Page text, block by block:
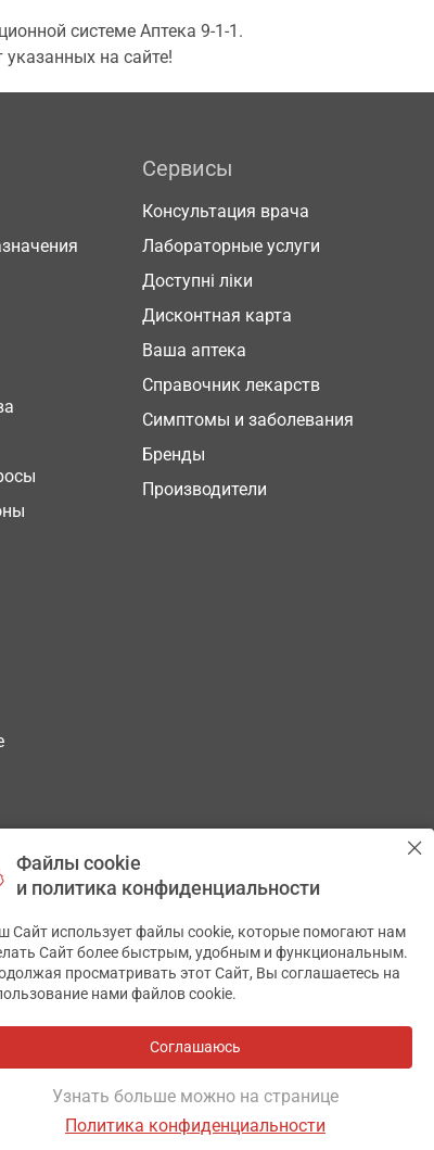
системе Аптека 9-1-1.
на сайте!
Сервисы
Консультация врача
Лабораторные услуги
Доступні ліки
Дисконтная карта
Ваша аптека
Справочник лекарств
Симптомы и заболевания
Бренды
Производители
ЗДОРОВЬЯ
Файлы cookie
и политика конфиденциальности
Сайт использует файлы cookie, которые помогают нам
Сайт более быстрым, удобным и функциональным.
просматривать этот Сайт, Вы соглашаетесь на
нами файлов cookie.
Соглашаюсь
Узнать больше можно на странице
Политика конфиденциальности
✕